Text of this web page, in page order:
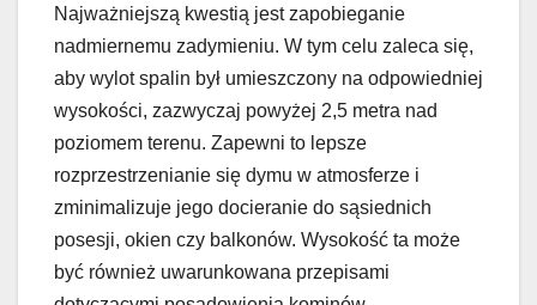
Najważniejszą kwestią jest zapobieganie
nadmiernemu zadymieniu. W tym celu zaleca się,
aby wylot spalin był umieszczony na odpowiedniej
wysokości, zazwyczaj powyżej 2,5 metra nad
poziomem terenu. Zapewni to lepsze
rozprzestrzenianie się dymu w atmosferze i
zminimalizuje jego docieranie do sąsiednich
posesji, okien czy balkonów. Wysokość ta może
być również uwarunkowana przepisami